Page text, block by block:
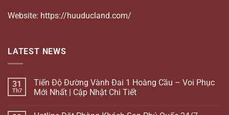
Website: https://huuducland.com/
LATEST NEWS
31
Th7
Tiến Độ Đường Vành Đai 1 Hoàng Cầu – Voi Phục
Mới Nhất | Cập Nhật Chi Tiết